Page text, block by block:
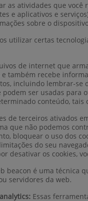
as atividades que
e aplicativos e
sobre o
utilizar certas
de internet que
também recebe
incluindo lembrar-se
podem ser usadas para
conteúdo, tais
de terceiros ativados
que não podemos
bloquear o uso dos
do seu
desativar os cookies,
beacon é uma técnica
servidores da web.
Essas